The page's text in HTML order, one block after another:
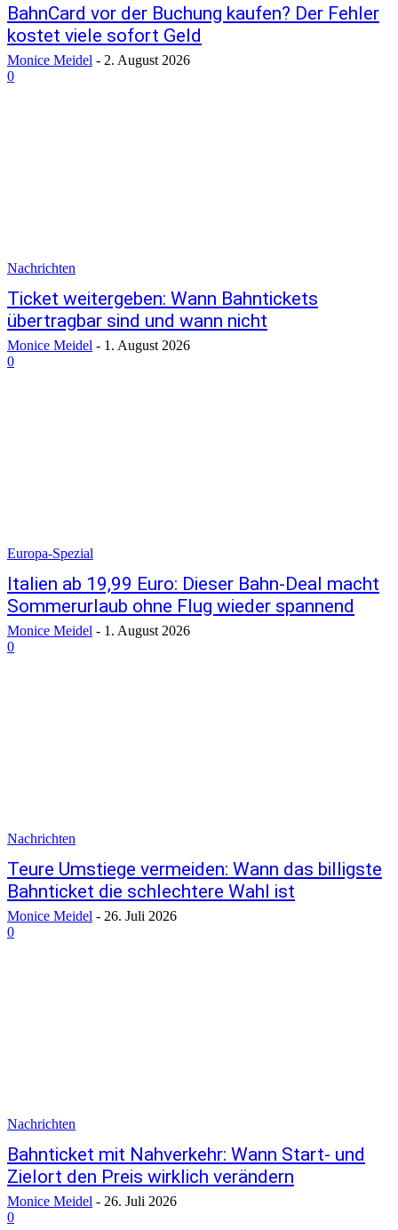
BahnCard vor der Buchung kaufen? Der Fehler
kostet viele sofort Geld
Monice Meidel - 2. August 2026
0
Nachrichten
Ticket weitergeben: Wann Bahntickets
übertragbar sind und wann nicht
Monice Meidel - 1. August 2026
0
Europa-Spezial
Italien ab 19,99 Euro: Dieser Bahn-Deal macht
Sommerurlaub ohne Flug wieder spannend
Monice Meidel - 1. August 2026
0
Nachrichten
Teure Umstiege vermeiden: Wann das billigste
Bahnticket die schlechtere Wahl ist
Monice Meidel - 26. Juli 2026
0
Nachrichten
Bahnticket mit Nahverkehr: Wann Start- und
Zielort den Preis wirklich verändern
Monice Meidel - 26. Juli 2026
0